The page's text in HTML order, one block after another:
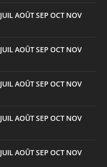
JUILAOÛTSEP OCT NOV
JUILAOÛTSEP OCT NOV
JUILAOÛTSEP OCT NOV
JUILAOÛTSEP OCT NOV
JUILAOÛTSEP OCT NOV